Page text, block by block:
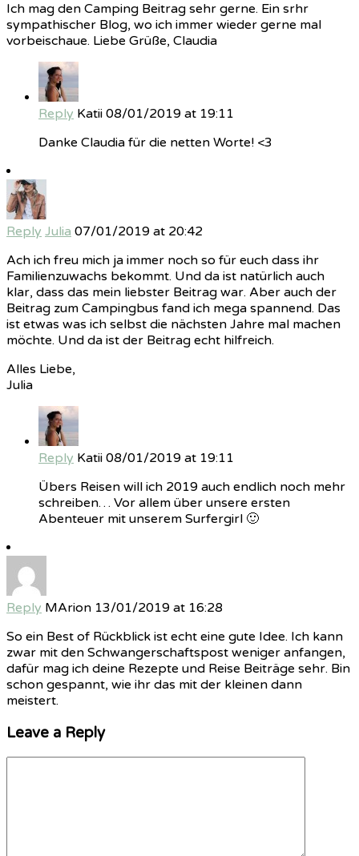
Ich mag den Camping Beitrag sehr gerne. Ein srhr
sympathischer Blog, wo ich immer wieder gerne mal
vorbeischaue. Liebe Grüße, Claudia
Reply Katii 08/01/2019 at 19:11
Danke Claudia für die netten Worte! <3
Reply Julia 07/01/2019 at 20:42
Ach ich freu mich ja immer noch so für euch dass ihr
Familienzuwachs bekommt. Und da ist natürlich auch
klar, dass das mein liebster Beitrag war. Aber auch der
Beitrag zum Campingbus fand ich mega spannend. Das
ist etwas was ich selbst die nächsten Jahre mal machen
möchte. Und da ist der Beitrag echt hilfreich.
Alles Liebe,
Julia
Reply Katii 08/01/2019 at 19:11
Übers Reisen will ich 2019 auch endlich noch mehr
schreiben… Vor allem über unsere ersten
Abenteuer mit unserem Surfergirl 🙂
Reply MArion 13/01/2019 at 16:28
So ein Best of Rückblick ist echt eine gute Idee. Ich kann
zwar mit den Schwangerschaftspost weniger anfangen,
dafür mag ich deine Rezepte und Reise Beiträge sehr. Bin
schon gespannt, wie ihr das mit der kleinen dann
meistert.
Leave a Reply